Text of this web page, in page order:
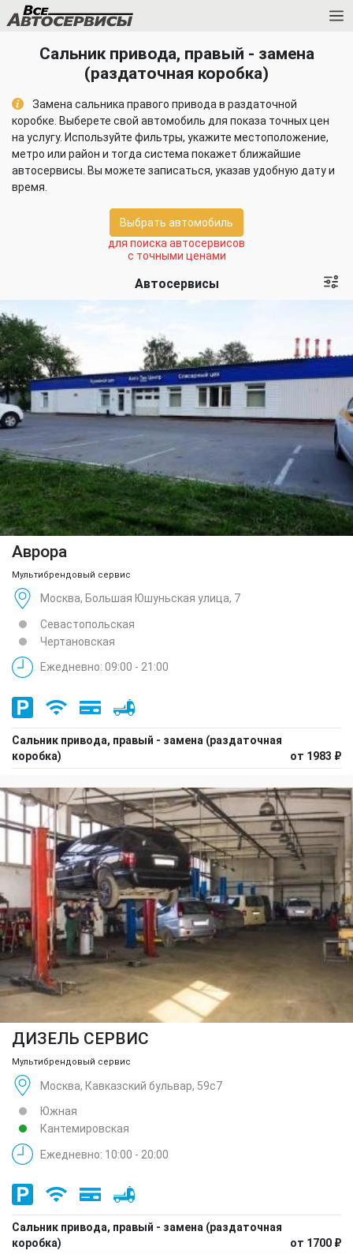
Сальник привода, правый - замена
(раздаточная коробка)
Замена сальника правого привода в раздаточной
коробке. Выберете свой автомобиль для показа точных цен
на услугу. Используйте фильтры, укажите местоположение,
метро или район и тогда система покажет ближайшие
автосервисы. Вы можете записаться, указав удобную дату и
время.
Выбрать автомобиль
для поиска автосервисов
с точными ценами
Автосервисы
Аврора
Мультибрендовый сервис
Москва, Большая Юшуньская улица, 7
Севастопольская
Чертановская
Ежедневно: 09:00 - 21:00
Сальник привода, правый - замена (раздаточная
коробка)
от 1983 ₽
ДИЗЕЛЬ СЕРВИС
Мультибрендовый сервис
Москва, Кавказский бульвар, 59с7
Южная
Кантемировская
Ежедневно: 10:00 - 20:00
Сальник привода, правый - замена (раздаточная
коробка)
от 1700 ₽